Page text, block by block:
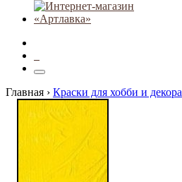
Главная › Краски для хобби и декора